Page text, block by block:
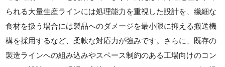
られる大量生産ラインには処理能力を重視した設計を、繊細な
食材を扱う場合には製品へのダメージを最小限に抑える搬送機
構を採用するなど、柔軟な対応力が強みです。さらに、既存の
製造ラインへの組み込みやスペース制約のある工場向けのコン